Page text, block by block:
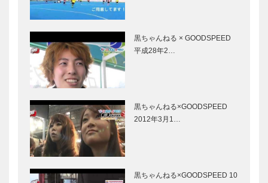
黒ちゃんねる × GOODSPEED
平成28年2…
黒ちゃんねる×GOODSPEED
2012年3月1…
黒ちゃんねる×GOODSPEED 10